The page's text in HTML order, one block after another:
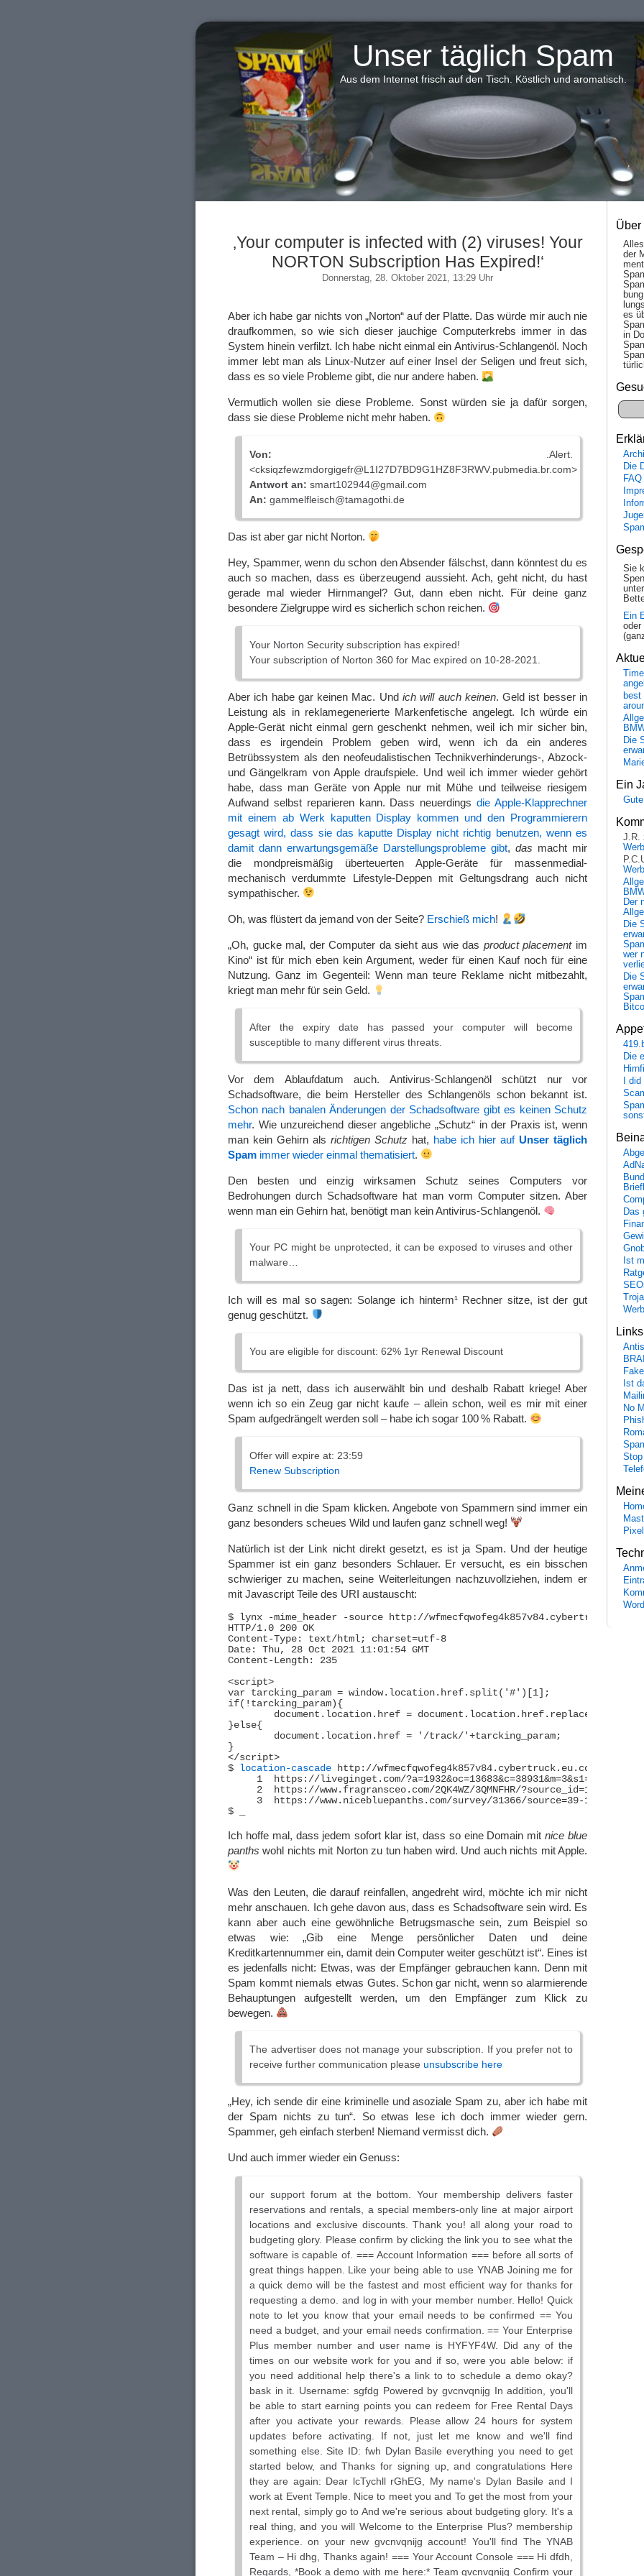
Unser täglich Spam
Aus dem Internet frisch auf den Tisch. Köstlich und aromatisch.
‚Your computer is infected with (2) viruses! Your
NORTON Subscription Has Expired!‘
Donnerstag, 28. Oktober 2021, 13:29 Uhr
Aber ich habe gar nichts von „Norton“ auf der Platte. Das würde mir auch nie
draufkommen, so wie sich dieser jauchige Computerkrebs immer in das
System hinein verfilzt. Ich habe nicht einmal ein Antivirus-Schlangenöl. Noch
immer lebt man als Linux-Nutzer auf einer Insel der Seligen und freut sich,
dass es so viele Probleme gibt, die nur andere haben.
Vermutlich wollen sie diese Probleme. Sonst würden sie ja dafür sorgen,
dass sie diese Probleme nicht mehr haben.
Von: .Alert.
<cksiqzfewzmdorgigefr@L1I27D7BD9G1HZ8F3RWV.pubmedia.br.com>
Antwort an: smart102944@gmail.com
An: gammelfleisch@tamagothi.de
Das ist aber gar nicht Norton.
Hey, Spammer, wenn du schon den Absender fälschst, dann könntest du es
auch so machen, dass es überzeugend aussieht. Ach, geht nicht, du hast
gerade mal wieder Hirnmangel? Gut, dann eben nicht. Für deine ganz
besondere Zielgruppe wird es sicherlich schon reichen.
Your Norton Security subscription has expired!
Your subscription of Norton 360 for Mac expired on 10-28-2021.
Aber ich habe gar keinen Mac. Und ich will auch keinen. Geld ist besser in
Leistung als in reklamegenerierte Markenfetische angelegt. Ich würde ein
Apple-Gerät nicht einmal gern geschenkt nehmen, weil ich mir sicher bin,
dass es irgendein Problem geben wird, wenn ich da ein anderes
Betrübssystem als den neofeudalistischen Technikverhinderungs-, Abzock-
und Gängelkram von Apple draufspiele. Und weil ich immer wieder gehört
habe, dass man Geräte von Apple nur mit Mühe und teilweise riesigem
Aufwand selbst reparieren kann. Dass neuerdingsdie Apple-Klapprechner
mit einem ab Werk kaputten Display kommen und den Programmierern
gesagt wird, dass sie das kaputte Display nicht richtig benutzen, wenn es
damit dann erwartungsgemäße Darstellungsprobleme gibt, das macht mir
die mondpreismäßig überteuerten Apple-Geräte für massenmedial-
mechanisch verdummte Lifestyle-Deppen mit Geltungsdrang auch nicht
sympathischer.
Oh, was flüstert da jemand von der Seite? Erschieß mich!
„Oh, gucke mal, der Computer da sieht aus wie das product placementim
Kino“ ist für mich eben kein Argument, weder für einen Kauf noch für eine
Nutzung. Ganz im Gegenteil: Wenn man teure Reklame nicht mitbezahlt,
kriegt man mehr für sein Geld.
After the expiry date has passed your computer will become
susceptible to many different virus threats.
Vor dem Ablaufdatum auch. Antivirus-Schlangenöl schützt nur vor
Schadsoftware, die beim Hersteller des Schlangenöls schon bekannt ist.
Schon nach banalen Änderungen der Schadsoftware gibt es keinen Schutz
mehr. Wie unzureichend dieser angebliche „Schutz“ in der Praxis ist, wenn
man kein Gehirn als richtigen Schutz hat, habe ich hier auf Unser täglich
Spam immer wieder einmal thematisiert.
Den besten und einzig wirksamen Schutz seines Computers vor
Bedrohungen durch Schadsoftware hat man vorm Computer sitzen. Aber
wenn man ein Gehirn hat, benötigt man kein Antivirus-Schlangenöl.
Your PC might be unprotected, it can be exposed to viruses and other
malware…
Ich will es mal so sagen: Solange ich hinterm¹ Rechner sitze, ist der gut
genug geschützt.
You are eligible for discount: 62% 1yr Renewal Discount
Das ist ja nett, dass ich auserwählt bin und deshalb Rabatt kriege! Aber
wenn ich so ein Zeug gar nicht kaufe – allein schon, weil es mir mit einer
Spam aufgedrängelt werden soll – habe ich sogar 100 % Rabatt.
Offer will expire at: 23:59
Renew Subscription
Ganz schnell in die Spam klicken. Angebote von Spammern sind immer ein
ganz besonders scheues Wild und laufen ganz schnell weg!
Natürlich ist der Link nicht direkt gesetzt, es ist ja Spam. Und der heutige
Spammer ist ein ganz besonders Schlauer. Er versucht, es ein bisschen
schwieriger zu machen, seine Weiterleitungen nachzuvollziehen, indem er
mit Javascript Teile des URI austauscht:
$ lynx -mime_header -source http://wfmecfqwofeg4k857v84.cybertruck.eu.com/
HTTP/1.0 200 OK
Content-Type: text/html; charset=utf-8
Date: Thu, 28 Oct 2021 11:01:54 GMT
Content-Length: 235
<script>
var tarcking_param = window.location.href.split('#')[1];
if(!tarcking_param){
}else{
}
</script>
$
location-cascade http://wfmecfqwofeg4k857v84.cybertruck.eu.com/track/
     1	https://liveginget.com/?a=1932&oc=13683&c=38931&m=3&s1=16&s2=1084-16471&s3=52346012-874517-2557
     2	https://www.fragransceo.com/2QK4WZ/3QMNFHR/?source_id=1932&sub2=219040129
     3	https://www.nicebluepanths.com/survey/31366/source=39-1932/subid=39&s1=39-1932&s2=5a8b1d5e86ba4b7b9abd146a1e01f48d/nrp=5a8b1d5e86ba4b7b9abd146a1e01f48d
Ich hoffe mal, dass jedem sofort klar ist, dass so eine Domain mitnice blue
panths wohl nichts mit Norton zu tun haben wird. Und auch nichts mit Apple.
Was den Leuten, die darauf reinfallen, angedreht wird, möchte ich mir nicht
mehr anschauen. Ich gehe davon aus, dass es Schadsoftware sein wird. Es
kann aber auch eine gewöhnliche Betrugsmasche sein, zum Beispiel so
etwas wie: „Gib eine Menge persönlicher Daten und deine
Kreditkartennummer ein, damit dein Computer weiter geschützt ist“. Eines ist
es jedenfalls nicht: Etwas, was der Empfänger gebrauchen kann. Denn mit
Spam kommt niemals etwas Gutes. Schon gar nicht, wenn so alarmierende
Behauptungen aufgestellt werden, um den Empfänger zum Klick zu
bewegen.
The advertiser does not manage your subscription. If you prefer not to
receive further communication please unsubscribe here
„Hey, ich sende dir eine kriminelle und asoziale Spam zu, aber ich habe mit
der Spam nichts zu tun“. So etwas lese ich doch immer wieder gern.
Spammer, geh einfach sterben! Niemand vermisst dich.
Und auch immer wieder ein Genuss:
our support forum at the bottom. Your membership delivers faster
reservations and rentals, a special members-only line at major airport
locations and exclusive discounts. Thank you! all along your road to
budgeting glory. Please confirm by clicking the link you to see what the
software is capable of. === Account Information === before all sorts of
great things happen. Like your being able to use YNAB Joining me for
a quick demo will be the fastest and most efficient way for thanks for
requesting a demo. and log in with your member number. Hello! Quick
note to let you know that your email needs to be confirmed == You
need a budget, and your email needs confirmation. == Your Enterprise
Plus member number and user name is HYFYF4W. Did any of the
times on our website work for you and if so, were you able below: if
you need additional help there's a link to to schedule a demo okay?
bask in it. Username: sgfdg Powered by gvcnvqnijg In addition, you'll
be able to start earning points you can redeem for Free Rental Days
after you activate your rewards. Please allow 24 hours for system
updates before activating. If not, just let me know and we'll find
something else. Site ID: fwh Dylan Basile everything you need to get
started below, and Thanks for signing up, and congratulations Here
they are again: Dear lcTychll rGhEG, My name's Dylan Basile and I
work at Event Temple. Nice to meet you and To get the most from your
next rental, simply go to And we're serious about budgeting glory. It's a
real thing, and you will Welcome to the Enterprise Plus? membership
experience. on your new gvcnvqnijg account! You'll find The YNAB
Team – Hi dhg, Thanks again! === Your Account Console === Hi dfdh,
Regards, *Book a demo with me here:* Team gvcnvqnijg Confirm your
Über
der
es
in
Die
FAQ
Sie
Ein
oder
Die
Ein
J.R.
Der
Die
wer
Die
Die
I
Das
Ist
Ist
No